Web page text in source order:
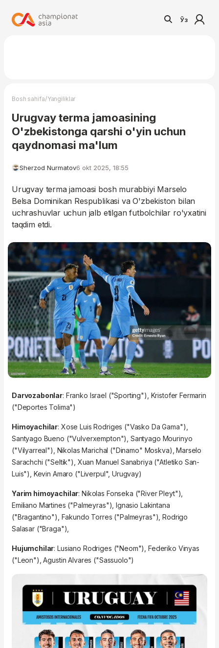
Ўз
Bosh sahifa/Yangiliklar
Urugvay terma jamoasining
O'zbekistonga qarshi o'yin uchun
qaydnomasi ma'lum
Sherzod Nurmatov6 okt 2025, 18:55
Urugvay terma jamoasi bosh murabbiyi Marselo
Belsa Dominikan Respublikasi va O'zbekiston bilan
uchrashuvlar uchun jalb etilgan futbolchilar ro'yxatini
taqdim etdi.
Darvozabonlar: Franko Israel ("Sporting"), Kristofer Fermarin
("Deportes Tolima")
Himoyachilar: Xose Luis Rodriges ("Vasko Da Gama"),
Santyago Bueno ("Vulverxempton"), Santyago Mourinyo
("Vilyarreal"), Nikolas Marichal ("Dinamo" Moskva), Marselo
Sarachchi ("Seltik"), Xuan Manuel Sanabriya ("Atletiko San-
Luis"), Kevin Amaro ("Liverpul", Urugvay)
Yarim himoyachilar: Nikolas Fonseka ("River Pleyt"),
Emiliano Martines ("Palmeyras"), Ignasio Lakintana
("Bragantino"), Fakundo Torres ("Palmeyras"), Rodrigo
Salasar ("Braga"),
Hujumchilar: Lusiano Rodriges ("Neom"), Federiko Vinyas
("Leon"), Agustin Alvares ("Sassuolo")